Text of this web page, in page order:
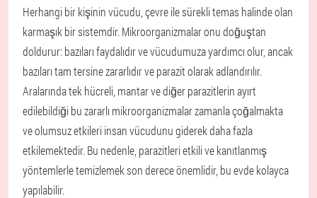
Herhangi bir kişinin vücudu, çevre ile sürekli temas halinde olan
karmaşık bir sistemdir. Mikroorganizmalar onu doğuştan
doldurur: bazıları faydalıdır ve vücudumuza yardımcı olur, ancak
bazıları tam tersine zararlıdır ve parazit olarak adlandırılır.
Aralarında tek hücreli, mantar ve diğer parazitlerin ayırt
edilebildiği bu zararlı mikroorganizmalar zamanla çoğalmakta
ve olumsuz etkileri insan vücudunu giderek daha fazla
etkilemektedir. Bu nedenle, parazitleri etkili ve kanıtlanmış
yöntemlerle temizlemek son derece önemlidir, bu evde kolayca
yapılabilir.